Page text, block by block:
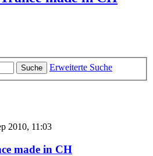
Suche
Erweiterte Suche
2010, 11:03
made in CH